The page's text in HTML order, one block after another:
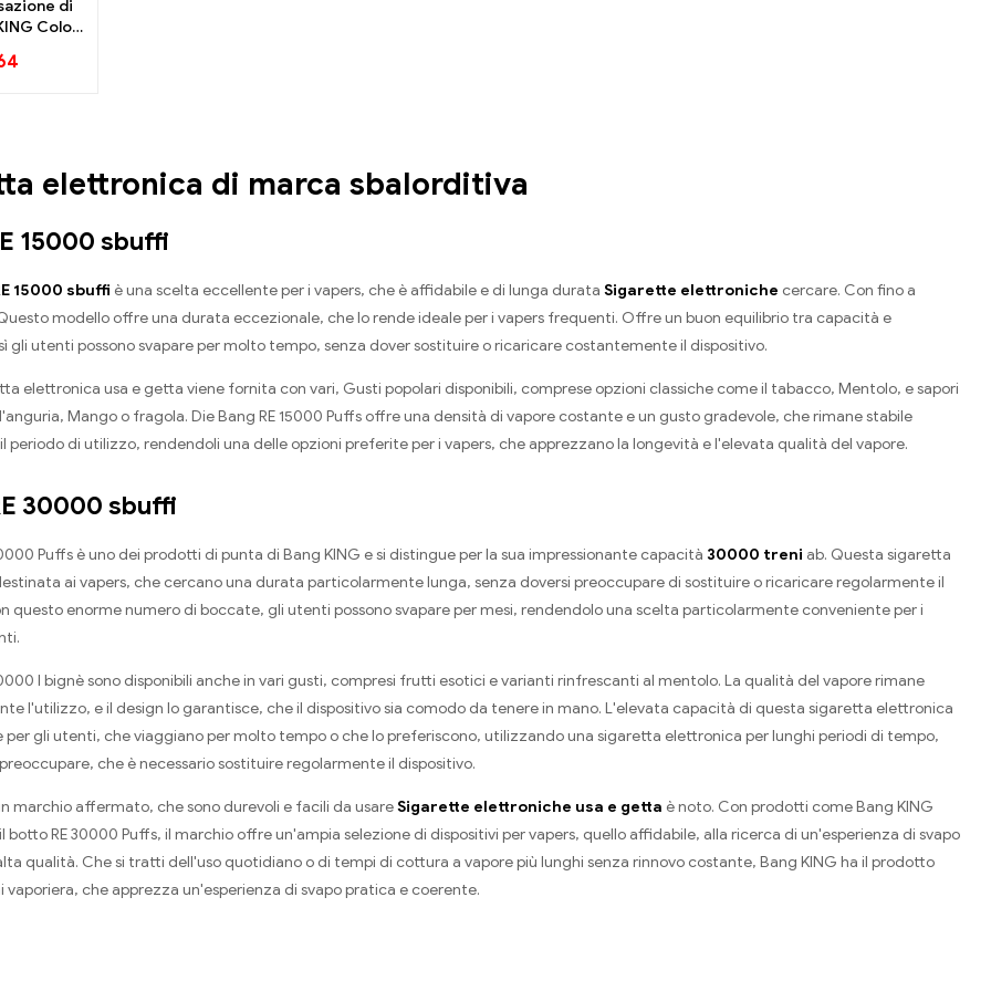
di
Color
30000
elettronica di marca sbalorditiva
15000 sbuffi
15000 sbuffi è una scelta eccellente per i vapers, che è affidabile e di lunga durata Sigarette elettroniche cercare. Con fino a
modello offre una durata eccezionale, che lo rende ideale per i vapers frequenti. Offre un buon equilibrio tra capacità e
gli utenti possono svapare per molto tempo, senza dover sostituire o ricaricare costantemente il dispositivo.
elettronica usa e getta viene fornita con vari, Gusti popolari disponibili, comprese opzioni classiche come il tabacco, Mentolo, e sapori
Mango o fragola. Die Bang RE 15000 Puffs offre una densità di vapore costante e un gusto gradevole, che rimane stabile
periodo di utilizzo, rendendoli una delle opzioni preferite per i vapers, che apprezzano la longevità e l'elevata qualità del vapore.
30000 sbuffi
Puffs è uno dei prodotti di punta di Bang KING e si distingue per la sua impressionante capacità 30000 treni ab. Questa sigaretta
ai vapers, che cercano una durata particolarmente lunga, senza doversi preoccupare di sostituire o ricaricare regolarmente il
questo enorme numero di boccate, gli utenti possono svapare per mesi, rendendolo una scelta particolarmente conveniente per i
I bignè sono disponibili anche in vari gusti, compresi frutti esotici e varianti rinfrescanti al mentolo. La qualità del vapore rimane
l'utilizzo, e il design lo garantisce, che il dispositivo sia comodo da tenere in mano. L'elevata capacità di questa sigaretta elettronica
per gli utenti, che viaggiano per molto tempo o che lo preferiscono, utilizzando una sigaretta elettronica per lunghi periodi di tempo,
che è necessario sostituire regolarmente il dispositivo.
marchio affermato, che sono durevoli e facili da usareSigarette elettroniche usa e getta è noto. Con prodotti come Bang KING
botto RE 30000 Puffs, il marchio offre un'ampia selezione di dispositivi per vapers, quello affidabile, alla ricerca di un'esperienza di svapo
qualità. Che si tratti dell'uso quotidiano o di tempi di cottura a vapore più lunghi senza rinnovo costante, Bang KING ha il prodotto
vaporiera, che apprezza un'esperienza di svapo pratica e coerente.